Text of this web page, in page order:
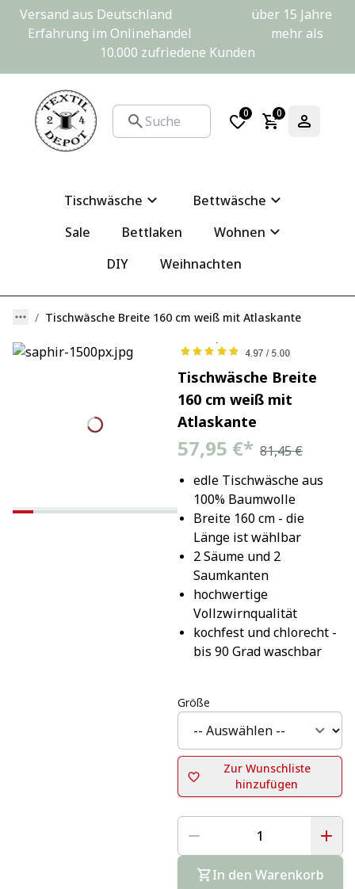
Versand aus Deutschland                         über 15 Jahre
Erfahrung im Onlinehandel                         mehr als
10.000 zufriedene Kunden
0 0
Tischwäsche
Bettwäsche
Sale
Bettlaken
Wohnen
DIY
Weihnachten
Tischwäsche Breite 160 cm weiß mit Atlaskante
Tischwäsche Breite
160 cm weiß mit
Atlaskante
57,95 €* 81,45 €
edle Tischwäsche aus
100% Baumwolle
Breite 160 cm - die
Länge ist wählbar
2 Säume und 2
Saumkanten
hochwertige
Vollzwirnqualität
kochfest und chlorecht -
bis 90 Grad waschbar
Größe
Zur Wunschliste
hinzufügen
In den Warenkorb